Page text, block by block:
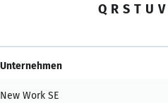
Q R S T U V
Unternehmen
New Work SE